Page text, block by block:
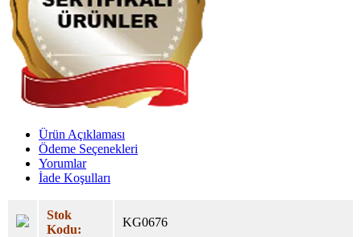
Ürün Açıklaması
Ödeme Seçenekleri
Yorumlar
İade Koşulları
Stok
Kodu:
KG0676